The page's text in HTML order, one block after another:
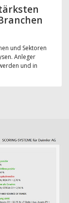
und Sektoren
Anleger
und in